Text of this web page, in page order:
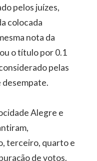
pelos juízes,
colocada
nota da
o título por 0.1
pelas
Alegre e
terceiro, quarto e
de votos.